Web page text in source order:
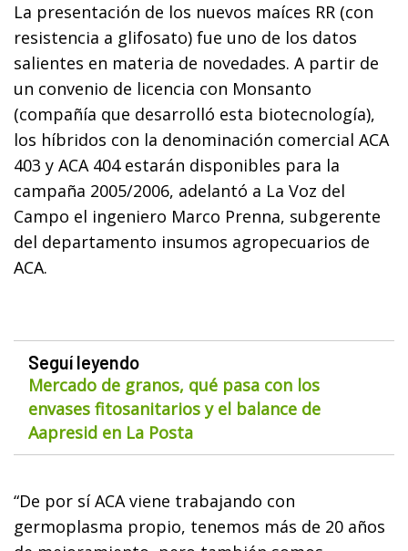
La presentación de los nuevos maíces RR (con
resistencia a glifosato) fue uno de los datos
salientes en materia de novedades. A partir de
un convenio de licencia con Monsanto
(compañía que desarrolló esta biotecnología),
los híbridos con la denominación comercial ACA
403 y ACA 404 estarán disponibles para la
campaña 2005/2006, adelantó a La Voz del
Campo el ingeniero Marco Prenna, subgerente
del departamento insumos agropecuarios de
ACA.
Seguí leyendo
Mercado de granos, qué pasa con los
envases fitosanitarios y el balance de
Aapresid en La Posta
“De por sí ACA viene trabajando con
germoplasma propio, tenemos más de 20 años